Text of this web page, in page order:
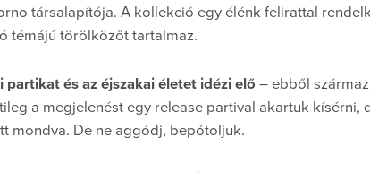
társalapítója. A kollekció egy élénk felirattal
témájú törölközőt tartalmaz.
partikat és az éjszakai életet idézi elő – ebből
a megjelenést egy release partival akartuk kísérni,
mondva. De ne aggódj, bepótoljuk.